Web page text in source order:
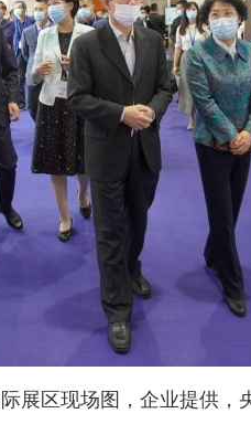
展区现场图，企业提供，